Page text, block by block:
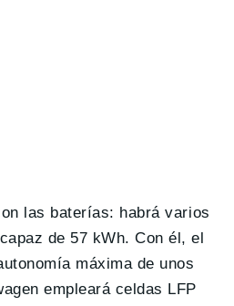
las baterías: habrá varios
de 57 kWh. Con él, el
máxima de unos
empleará celdas LFP